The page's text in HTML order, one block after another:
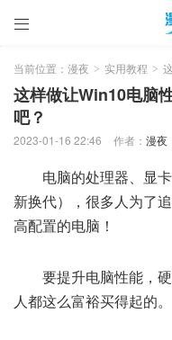

当前位置： 漫夜 > 实用教程 >
这样做让Win10电脑
吧？
2023-01-16 22:46 作者： 漫夜
电脑的处理器、显
新换代），很多人为了
高配置的电脑！
要提升电脑性能，
人都这么富裕买得起的。